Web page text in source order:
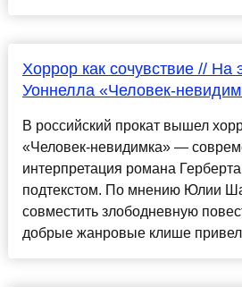
Хоррор как сочувствие //
Уоннелла «Человек-
В российский прокат вышел
«Человек-невидимка» —
интерпретация романа
подтекстом. По мнению Юлии
совместить злободневную
добрые жанровые клише